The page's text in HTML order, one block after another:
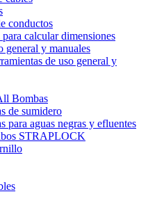
conductos
calcular dimensiones
general y manuales
de uso general y
Bombas
de sumidero
para aguas negras y efluentes
STRAPLOCK